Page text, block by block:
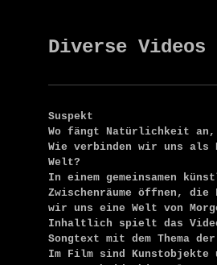
Diverse Videos
Suspekt
Wo fängt Natürlichkeit
Wie verbinden wir uns als
Welt?
In einem gemeinsamen
Zwischenräume öffnen,
wir uns eine Welt von
Inhaltlich spielt das
Songtext mit dem Thema
Im Film sind Kunstobjekte